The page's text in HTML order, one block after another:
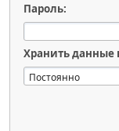
Пароль:
Хранить данные